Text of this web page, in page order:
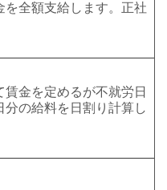
全額支給します。正社
金を定めるが不就労日
の給料を日割り計算し